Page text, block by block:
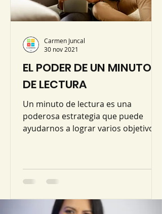
EL PODER DE UN MINUTO
DE LECTURA
Un minuto de lectura es una
poderosa estrategia que puede
ayudarnos a lograr varios objetivos
Carmen Juncal
30 nov 2021